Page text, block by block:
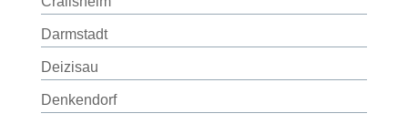
Darmstadt
Deizisau
Denkendorf